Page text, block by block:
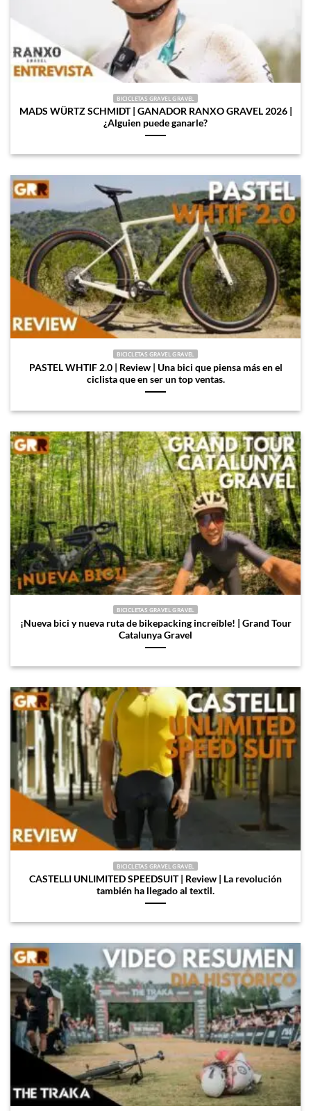
BICICLETAS GRAVEL GRAVEL
MADS WÜRTZ SCHMIDT | GANADOR RANXO GRAVEL 2026 |
¿Alguien puede ganarle?
BICICLETAS GRAVEL GRAVEL
PASTEL WHTIF 2.0 | Review | Una bici que piensa más en el
ciclista que en ser un top ventas.
BICICLETAS GRAVEL GRAVEL
¡Nueva bici y nueva ruta de bikepacking increíble! | Grand Tour
Catalunya Gravel
BICICLETAS GRAVEL GRAVEL
CASTELLI UNLIMITED SPEEDSUIT | Review | La revolución
también ha llegado al textil.